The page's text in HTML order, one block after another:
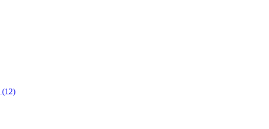
(12)